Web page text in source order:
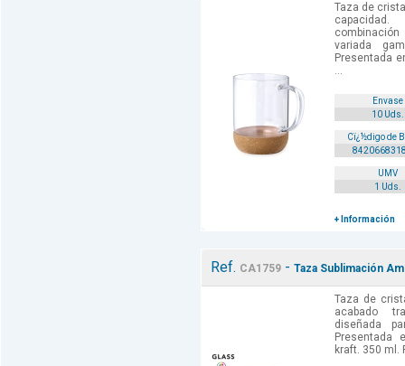
Taza de
variada
Presentada
...
Envase
10 Uds.
Cï¿½digo de
UMV
1 Uds.
+ Información
Ref. CA1759 - Taza Sublimación
Taza de
acabado
diseñada
Presentada
kraft. 350 ml.